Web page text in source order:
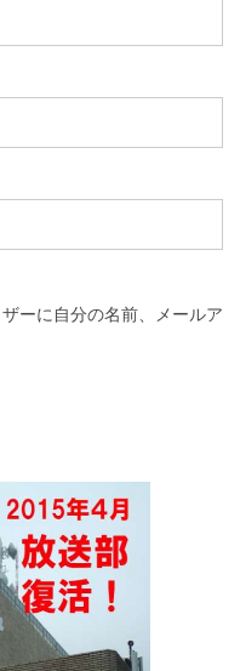
ーに自分の名前、メールア